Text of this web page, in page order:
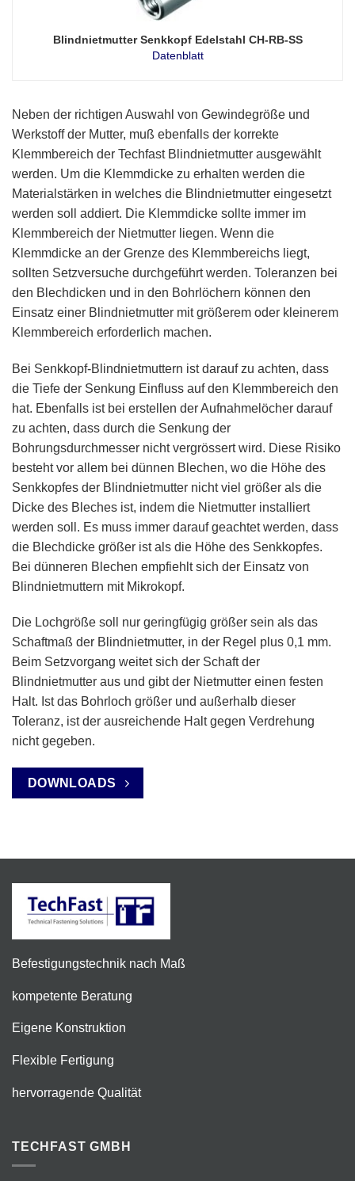
Blindnietmutter Senkkopf Edelstahl CH-RB-SS
Datenblatt
Neben der richtigen Auswahl von Gewindegröße und
Werkstoff der Mutter, muß ebenfalls der korrekte
Klemmbereich der Techfast Blindnietmutter ausgewählt
werden. Um die Klemmdicke zu erhalten werden die
Materialstärken in welches die Blindnietmutter eingesetzt
werden soll addiert. Die Klemmdicke sollte immer im
Klemmbereich der Nietmutter liegen. Wenn die
Klemmdicke an der Grenze des Klemmbereichs liegt,
sollten Setzversuche durchgeführt werden. Toleranzen bei
den Blechdicken und in den Bohrlöchern können den
Einsatz einer Blindnietmutter mit größerem oder kleinerem
Klemmbereich erforderlich machen.
Bei Senkkopf-Blindnietmuttern ist darauf zu achten, dass
die Tiefe der Senkung Einfluss auf den Klemmbereich den
hat. Ebenfalls ist bei erstellen der Aufnahmelöcher darauf
zu achten, dass durch die Senkung der
Bohrungsdurchmesser nicht vergrössert wird. Diese Risiko
besteht vor allem bei dünnen Blechen, wo die Höhe des
Senkkopfes der Blindnietmutter nicht viel größer als die
Dicke des Bleches ist, indem die Nietmutter installiert
werden soll. Es muss immer darauf geachtet werden, dass
die Blechdicke größer ist als die Höhe des Senkkopfes.
Bei dünneren Blechen empfiehlt sich der Einsatz von
Blindnietmuttern mit Mikrokopf.
Die Lochgröße soll nur geringfügig größer sein als das
Schaftmaß der Blindnietmutter, in der Regel plus 0,1 mm.
Beim Setzvorgang weitet sich der Schaft der
Blindnietmutter aus und gibt der Nietmutter einen festen
Halt. Ist das Bohrloch größer und außerhalb dieser
Toleranz, ist der ausreichende Halt gegen Verdrehung
nicht gegeben.
DOWNLOADS
Befestigungstechnik nach Maß
kompetente Beratung
Eigene Konstruktion
Flexible Fertigung
hervorragende Qualität
TECHFAST GMBH